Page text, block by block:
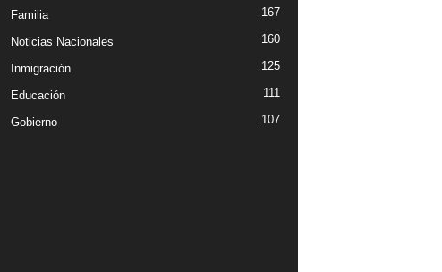
Familia 167
Noticias Nacionales 160
Inmigración 125
Educación 111
Gobierno 107